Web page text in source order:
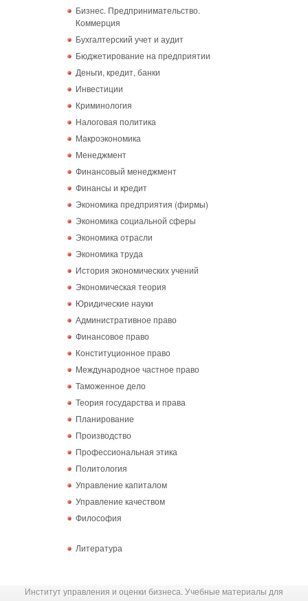
Бизнес. Предпринимательство.
Коммерция
Бухгалтерский учет и аудит
Бюджетирование на предприятии
Деньги, кредит, банки
Инвестиции
Криминология
Налоговая политика
Макроэкономика
Менеджмент
Финансовый менеджмент
Финансы и кредит
Экономика предприятия (фирмы)
Экономика социальной сферы
Экономика отрасли
Экономика труда
История экономических учений
Экономическая теория
Юридические науки
Административное право
Финансовое право
Конституционное право
Международное частное право
Таможенное дело
Теория государства и права
Планирование
Производство
Профессиональная этика
Политология
Управление капиталом
Управление качеством
Философия
Литература
Институт управления и оценки бизнеса. Учебные материалы для